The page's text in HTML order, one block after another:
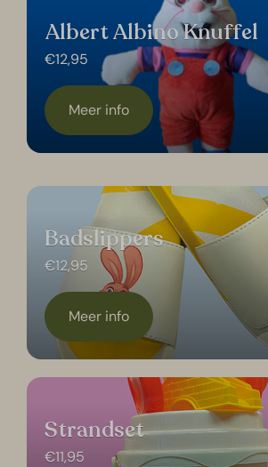
Albert Albino Knuffel
€12,95
Meer info
Badslippers
€12,95
Meer info
Strandset
€11,95